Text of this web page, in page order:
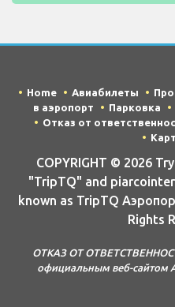
Home Авиабилеты
в аэропорт
Парковка
Отказ от
COPYRIGHT © 2026
"TripTQ" and
known as TripTQ
Rights
ОТКАЗ ОТ
официальным веб-сайтом